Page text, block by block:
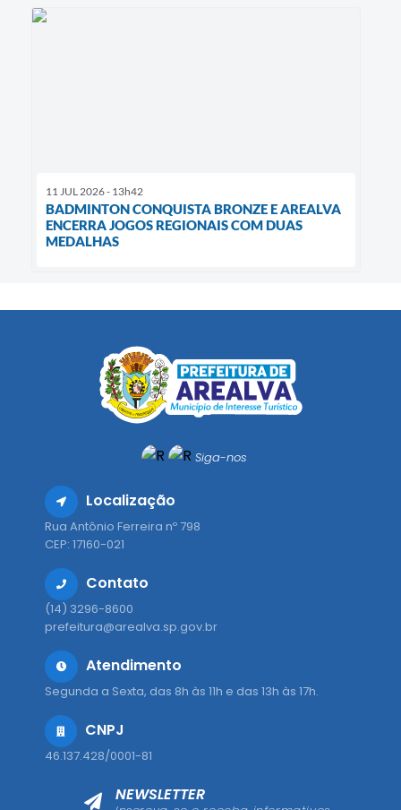
11 JUL 2026 - 13h42
BADMINTON CONQUISTA BRONZE E AREALVA
ENCERRA JOGOS REGIONAIS COM DUAS
MEDALHAS
Siga-nos
Localização
Rua Antônio Ferreira nº 798
CEP: 17160-021
Contato
(14) 3296-8600
prefeitura@arealva.sp.gov.br
Atendimento
Segunda a Sexta, das 8h às 11h e das 13h às 17h.
CNPJ
46.137.428/0001-81
NEWSLETTER